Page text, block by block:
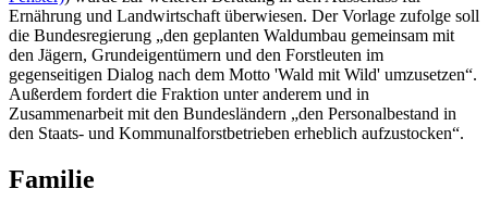
Ernährung und Landwirtschaft überwiesen. Der Vorlage zufolge soll
die Bundesregierung „den geplanten Waldumbau gemeinsam mit
den Jägern, Grundeigentümern und den Forstleuten im
gegenseitigen Dialog nach dem Motto 'Wald mit Wild' umzusetzen“.
Außerdem fordert die Fraktion unter anderem und in
Zusammenarbeit mit den Bundesländern „den Personalbestand in
den Staats- und Kommunalforstbetrieben erheblich aufzustocken“.
Familie